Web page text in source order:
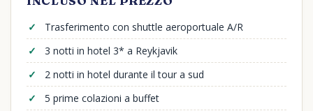
Trasferimento con shuttle aeroportuale A/R
3 notti in hotel 3* a Reykjavik
2 notti in hotel durante il tour a sud
5 prime colazioni a buffet